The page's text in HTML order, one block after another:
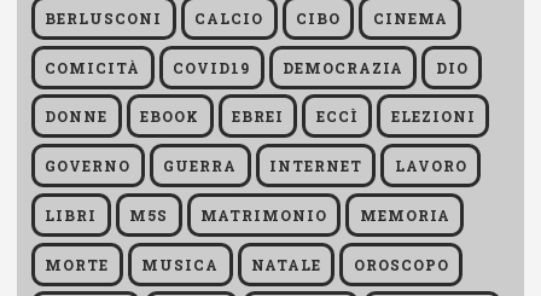
BERLUSCONI CALCIO CIBO CINEMA
COMICITÀ COVID19 DEMOCRAZIA DIO
DONNE EBOOK EBREI ECCÌ ELEZIONI
GOVERNO GUERRA INTERNET LAVORO
LIBRI M5S MATRIMONIO MEMORIA
MORTE MUSICA NATALE OROSCOPO